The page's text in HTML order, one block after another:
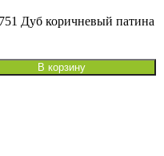
Дуб коричневый патина
В корзину